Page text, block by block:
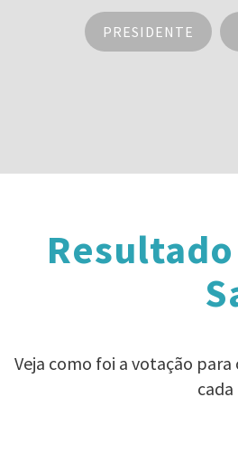
PRESIDENTE
Veja como foi a votação